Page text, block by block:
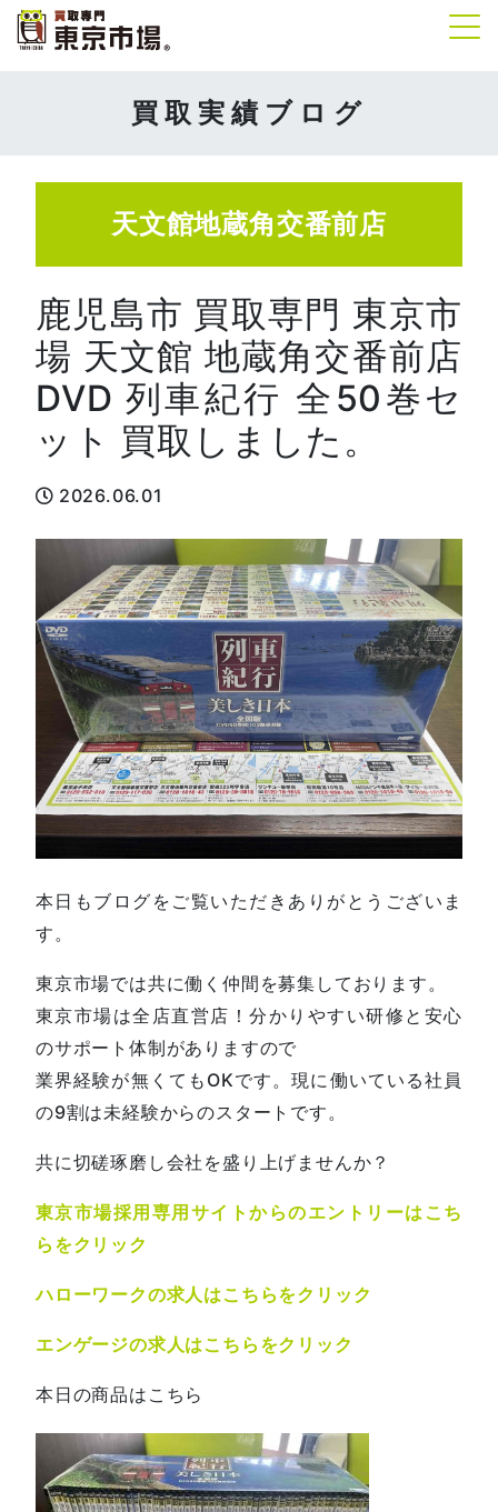
買取実績ブログ
天文館地蔵角交番前店
鹿児島市 買取専門 東京市
場 天文館 地蔵角交番前店
DVD 列車紀行 全50巻セ
ット 買取しました。
2026.06.01
本日もブログをご覧いただきありがとうございま
す。
東京市場では共に働く仲間を募集しております。
東京市場は全店直営店！分かりやすい研修と安心
のサポート体制がありますので
業界経験が無くてもOKです。現に働いている社員
の9割は未経験からのスタートです。
共に切磋琢磨し会社を盛り上げませんか？
東京市場採用専用サイトからのエントリーはこち
らをクリック
ハローワークの求人はこちらをクリック
エンゲージの求人はこちらをクリック
本日の商品はこちら